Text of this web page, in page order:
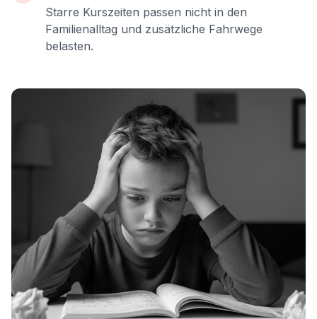
Starre Kurszeiten passen nicht in den
Familienalltag und zusätzliche Fahrwege
belasten.